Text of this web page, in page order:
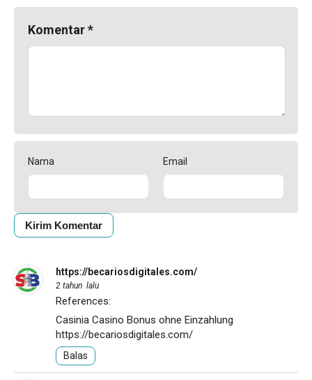
Komentar*
Nama Email
https://becariosdigitales.com/
2 tahun lalu
References:
Casinia Casino Bonus ohne Einzahlung
https://becariosdigitales.com/
Balas